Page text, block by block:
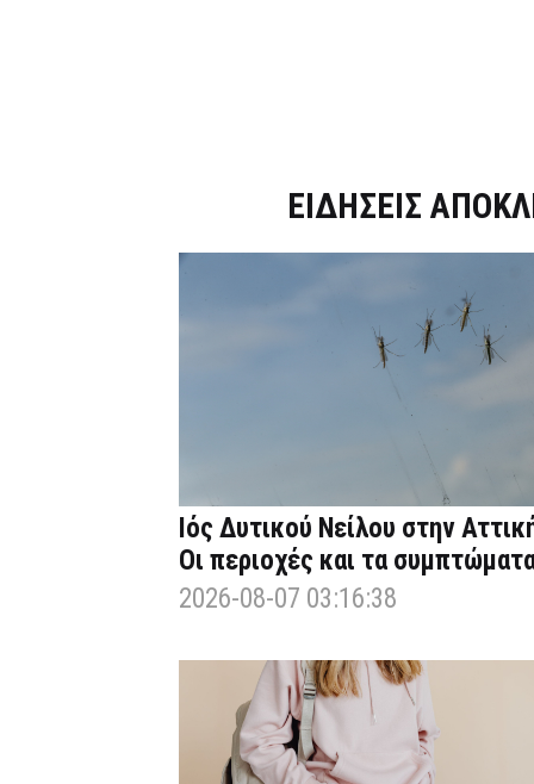
ΕΙΔΗΣΕΙΣ
Ιός Δυτικού Νείλου στην
Οι περιοχές και τα
2026-08-07 03:16:38